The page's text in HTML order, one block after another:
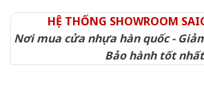
HỆ THỐNG SHOWROOM
Nơi mua cửa nhựa hàn quốc -
Bảo hành tốt nhất